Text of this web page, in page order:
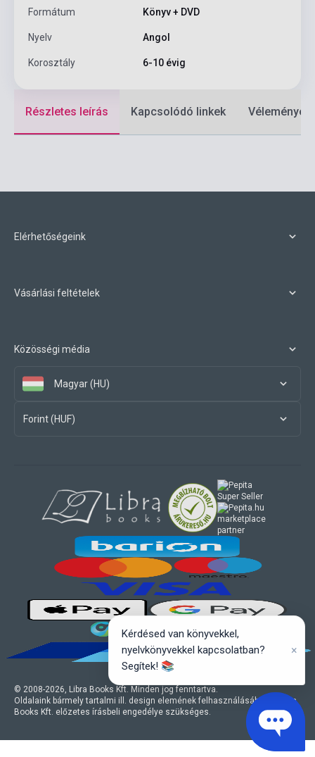
Formátum Könyv + DVD
Nyelv Angol
Korosztály 6-10 évig
Részletes leírás Kapcsolódó linkek Vélemények
Elérhetőségeink
Vásárlási feltételek
Közösségi média
Magyar (HU)
Forint (HUF)
© 2008-2026, Libra Books Kft. Minden jog fenntartva.
Oldalaink bármely tartalmi ill. design elemének felhasználásához a Libra
Books Kft. előzetes írásbeli engedélye szükséges.
marketplace
partner
Kérdésed van könyvekkel,
nyelvkönyvekkel kapcsolatban?
Segítek! 📚
×